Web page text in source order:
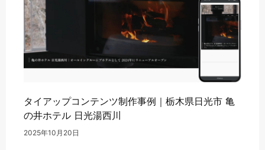
タイアップコンテンツ制作事例｜栃木県日光市 亀
の井ホテル 日光湯西川
2025年10月20日